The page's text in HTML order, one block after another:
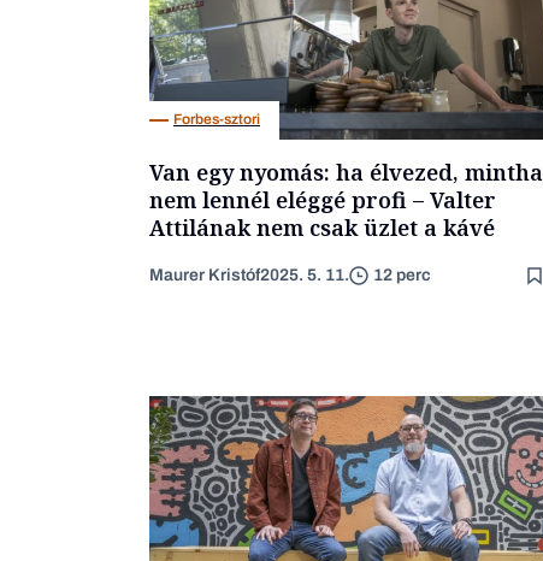
Forbes-sztori
Van egy nyomás: ha élvezed, mintha
nem lennél eléggé profi – Valter
Attilának nem csak üzlet a kávé
Maurer Kristóf2025. 5. 11. 12 perc